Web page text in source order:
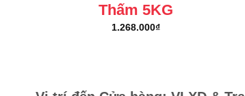
Thấm 5KG
1.268.000₫